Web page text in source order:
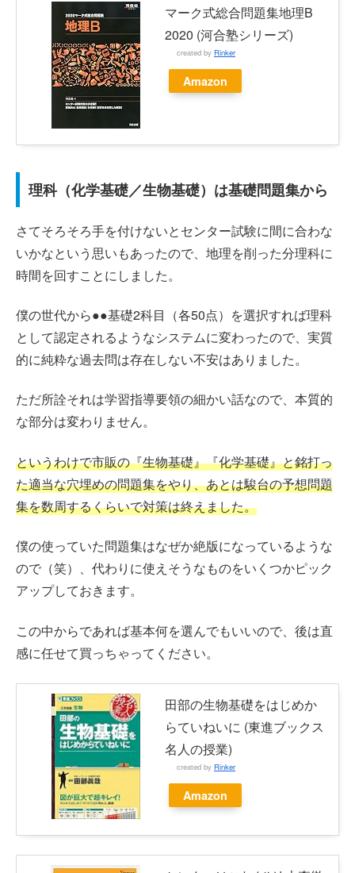
マーク式総合問題集地理B
2020 (河合塾シリーズ)
created by Rinker
Amazon
理科（化学基礎／生物基礎）は基礎問題集から
さてそろそろ手を付けないとセンター試験に間に合わな
いかなという思いもあったので、地理を削った分理科に
時間を回すことにしました。
僕の世代から●●基礎2科目（各50点）を選択すれば理科
として認定されるようなシステムに変わったので、実質
的に純粋な過去問は存在しない不安はありました。
ただ所詮それは学習指導要領の細かい話なので、本質的
な部分は変わりません。
というわけで市販の『生物基礎』『化学基礎』と銘打っ
た適当な穴埋めの問題集をやり、あとは駿台の予想問題
集を数周するくらいで対策は終えました。
僕の使っていた問題集はなぜか絶版になっているような
ので（笑）、代わりに使えそうなものをいくつかピック
アップしておきます。
この中からであれば基本何を選んでもいいので、後は直
感に任せて買っちゃってください。
田部の生物基礎をはじめか
らていねいに (東進ブックス
名人の授業)
created by Rinker
Amazon